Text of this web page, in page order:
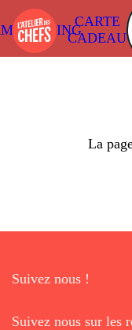
CARTE
CADEAU
La
Suivez nous !
Suivez nous sur les